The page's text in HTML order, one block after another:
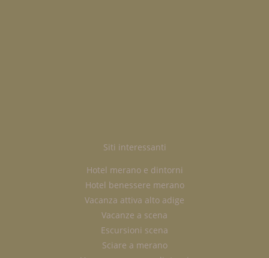
Siti interessanti
Hotel merano e dintorni
Hotel benessere merano
Vacanza attiva alto adige
Vacanze a scena
Escursioni scena
Sciare a merano